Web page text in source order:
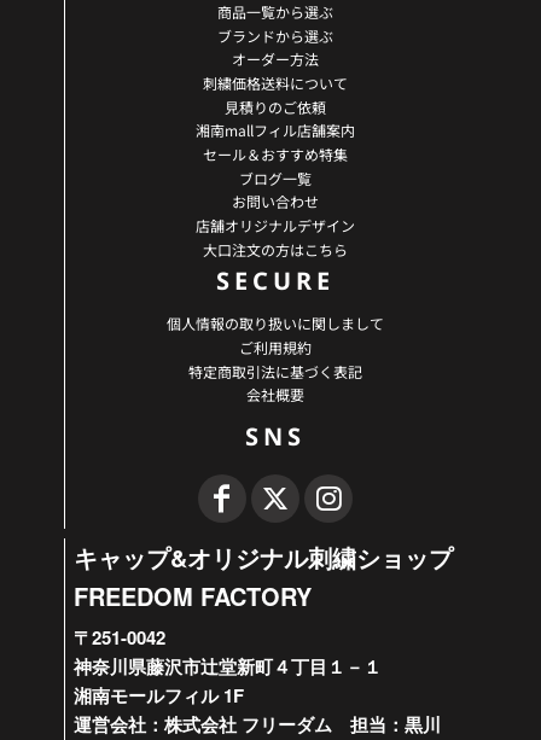
商品一覧から選ぶ
ブランドから選ぶ
オーダー方法
刺繍価格送料について
見積りのご依頼
湘南mallフィル店舗案内
セール＆おすすめ特集
ブログ一覧
お問い合わせ
店舗オリジナルデザイン
大口注文の方はこちら
SECURE
個人情報の取り扱いに関しまして
ご利用規約
特定商取引法に基づく表記
会社概要
SNS
キャップ&オリジナル刺繍ショップ
FREEDOM FACTORY
〒251-0042
神奈川県藤沢市辻堂新町４丁目１－１
湘南モールフィル 1F
運営会社：株式会社 フリーダム 担当：黒川